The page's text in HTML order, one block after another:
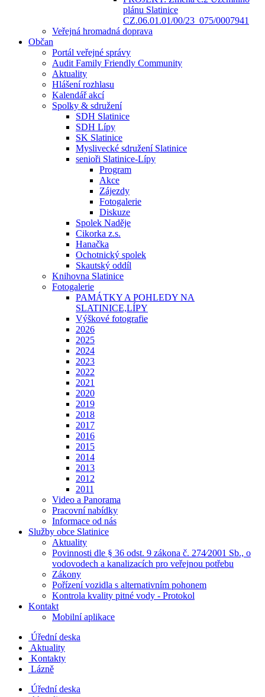
plánu Slatinice
CZ.06.01.01/00/23_075/0007941
Veřejná hromadná doprava
Občan
Portál veřejné správy
Audit Family Friendly Community
Aktuality
Hlášení rozhlasu
Kalendář akcí
Spolky & sdružení
SDH Slatinice
SDH Lípy
SK Slatinice
Myslivecké sdružení Slatinice
senioři Slatinice-Lípy
Program
Akce
Zájezdy
Fotogalerie
Diskuze
Spolek Naděje
Cikorka z.s.
Hanačka
Ochotnický spolek
Skautský oddíl
Knihovna Slatinice
Fotogalerie
PAMÁTKY A POHLEDY NA
SLATINICE,LÍPY
Výškové fotografie
2026
2025
2024
2023
2022
2021
2020
2019
2018
2017
2016
2015
2014
2013
2012
2011
Video a Panorama
Pracovní nabídky
Informace od nás
Služby obce Slatinice
Aktuality
Povinnosti dle § 36 odst. 9 zákona č. 274⁄2001 Sb., o
vodovodech a kanalizacích pro veřejnou potřebu
Zákony
Pořízení vozidla s alternativním pohonem
Kontrola kvality pitné vody - Protokol
Kontakt
Mobilní aplikace
Úřední deska
Aktuality
Kontakty
Lázně
Úřední deska